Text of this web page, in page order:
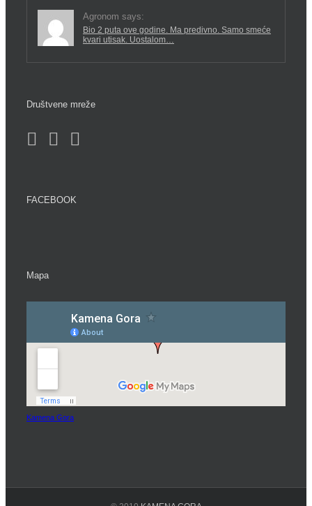
Agronom says:
Bio 2 puta ove godine. Ma predivno. Samo smeće
kvari utisak. Uostalom…
Društvene mreže
FACEBOOK
Mapa
Kamena Gora